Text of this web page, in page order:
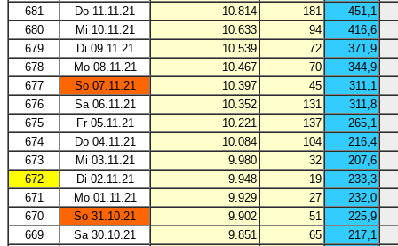
681
Do 11.11.21 10.814 181
451,1
680
Mi 10.11.21 10.633 94
416,6
679
Di 09.11.21 10.539 72
371,9
678
Mo 08.11.21 10.467 70
344,9
677
So 07.11.21 10.397 45
311,1
676
Sa 06.11.21 10.352 131
311,8
675
Fr 05.11.21 10.221 137
265,1
674
Do 04.11.21 10.084 104
216,4
673
Mi 03.11.21 9.980 32
207,6
672
Di 02.11.21 9.948 19
233,3
671
Mo 01.11.21 9.929 27
232,0
670
So 31.10.21 9.902 51
225,9
669
Sa 30.10.21 9.851 65
217,1